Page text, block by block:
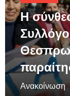
Η
Ανακοίνωση